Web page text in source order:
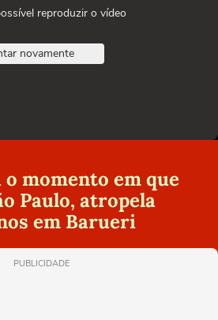
reproduzir o vídeo
novamente
momento em que
Paulo, atropela
em Barueri
PUBLICIDADE